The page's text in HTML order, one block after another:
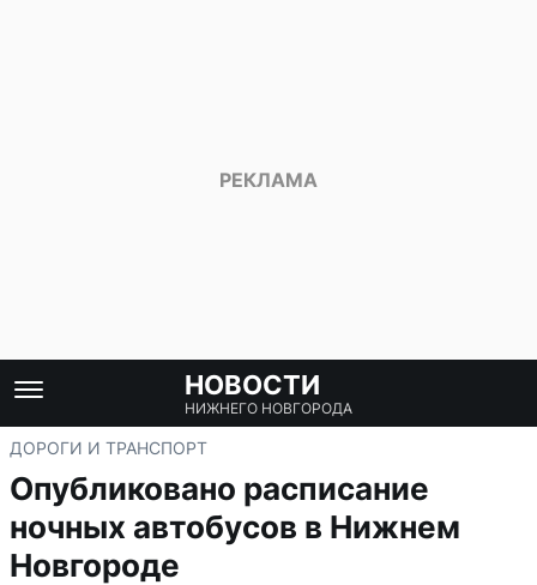
НОВОСТИ
НИЖНЕГО НОВГОРОДА
ДОРОГИ И ТРАНСПОРТ
Опубликовано расписание
ночных автобусов в Нижнем
Новгороде